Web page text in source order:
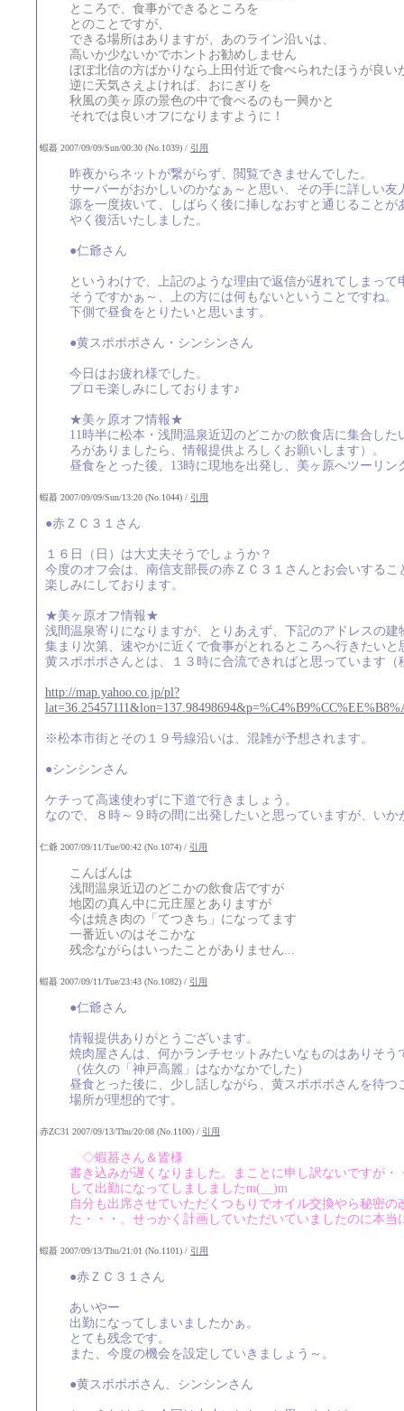
ところで、食事ができるところを
とのことですが、
できる場所はありますが、あのライン沿いは、
高いか少ないかでホントお勧めしません
ぼぼ北信の方ばかりなら上田付近で食べられたほうが良い
逆に天気さえよければ、おにぎりを
秋風の美ヶ原の景色の中で食べるのも一興かと
それでは良いオフになりますように！
蝦蟇 2007/09/09/Sun/00:30 (No.1039) / 引用
昨夜からネットが繋がらず、閲覧できませんでした。
サーバーがおかしいのかなぁ～と思い、その手に詳しい
源を一度抜いて、しばらく後に挿しなおすと通じること
やく復活いたしました。
●仁爺さん
というわけで、上記のような理由で返信が遅れてしまって
そうですかぁ～、上の方には何もないということですね。
下側で昼食をとりたいと思います。
●黄スポポポさん・シンシンさん
今日はお疲れ様でした。
プロモ楽しみにしております♪
★美ヶ原オフ情報★
11時半に松本・浅間温泉近辺のどこかの飲食店に集合し
ろがありましたら、情報提供よろしくお願いします）。
昼食をとった後、13時に現地を出発し、美ヶ原へツーリ
蝦蟇 2007/09/09/Sun/13:20 (No.1044) / 引用
●赤ＺＣ３１さん
１６日（日）は大丈夫そうでしょうか？
今度のオフ会は、南信支部長の赤ＺＣ３１さんとお会いする
楽しみにしております。
★美ヶ原オフ情報★
浅間温泉寄りになりますが、とりあえず、下記のアドレスの
集まり次第、速やかに近くで食事がとれるところへ行きたいと
黄スポポポさんとは、１３時に合流できればと思っています
http://map.yahoo.co.jp/pl?
※松本市街とその１９号線沿いは、混雑が予想されます。
●シンシンさん
ケチって高速使わずに下道で行きましょう。
なので、８時～９時の間に出発したいと思っていますが、いか
仁爺 2007/09/11/Tue/00:42 (No.1074) / 引用
こんばんは
浅間温泉近辺のどこかの飲食店ですが
地図の真ん中に元庄屋とありますが
今は焼き肉の「てつきち」になってます
一番近いのはそこかな
残念ながらはいったことがありません...
蝦蟇 2007/09/11/Tue/23:43 (No.1082) / 引用
●仁爺さん
情報提供ありがとうございます。
焼肉屋さんは、何かランチセットみたいなものはありそう
（佐久の「神戸高麗」はなかなかでした）
昼食とった後に、少し話しながら、黄スポポポさんを待つ
場所が理想的です。
赤ZC31 2007/09/13/Thu/20:08 (No.1100) / 引用
◇蝦蟇さん＆皆様
書き込みが遅くなりました。まことに申し訳ないですが
して出勤になってしましましたm(__)m
自分も出席させていただくつもりでオイル交換やら秘密
た・・・。せっかく計画していただいていましたのに本当
蝦蟇 2007/09/13/Thu/21:01 (No.1101) / 引用
●赤ＺＣ３１さん
あいやー
出勤になってしまいましたかぁ。
とても残念です。
また、今度の機会を設定していきましょう～。
●黄スポポポさん、シンシンさん